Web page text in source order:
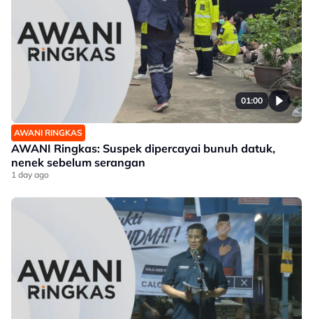
01:00
AWANI RINGKAS
AWANI Ringkas: Suspek dipercayai bunuh datuk,
nenek sebelum serangan
1 day ago